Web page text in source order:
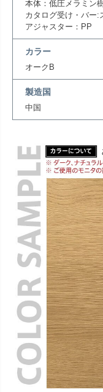
本体：低圧メラミン
カタログ受け・バー:
アジャスター：PP
カラー
オークB
製造国
中国